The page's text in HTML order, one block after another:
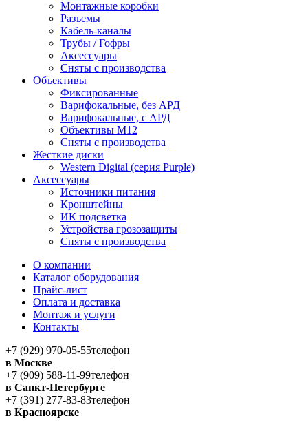
Монтажные коробки
Разъемы
Кабель-каналы
Трубы / Гофры
Аксессуары
Сняты с производства
Объективы
Фиксированные
Варифокальные, без АРД
Варифокальные, с АРД
Объективы M12
Сняты с производства
Жесткие диски
Western Digital (серия Purple)
Аксессуары
Источники питания
Кронштейны
ИК подсветка
Устройства грозозащиты
Сняты с производства
О компании
Каталог оборудования
Прайс-лист
Оплата и доставка
Монтаж и услуги
Контакты
+7 (929) 970-05-55телефон
в Москве
+7 (909) 588-11-99телефон
в Санкт-Петербурге
+7 (391) 277-83-83телефон
в Красноярске